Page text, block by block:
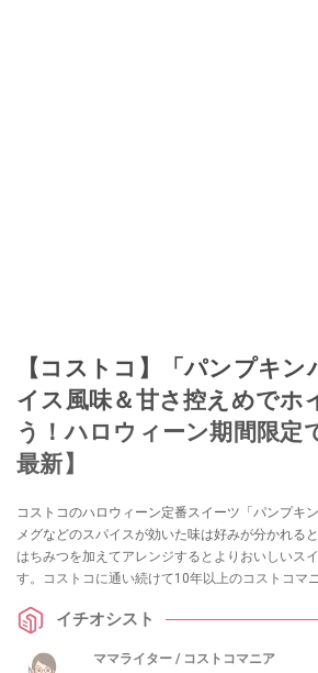
【コストコ】「パンプキ
イス風味＆甘さ控えめでホ
う！ハロウィーン期間限定
最新】
コストコのハロウィーン定番スイーツ「パンプキ
メグなどのスパイスが効いた味は好みが分かれる
はちみつを加えてアレンジするとよりおいしいス
す。コストコに通い続けて10年以上のコストコマ
がいました。あわせて、コストコ巨大ホールスイ
イチオシスト
ママライター / コストコマニア